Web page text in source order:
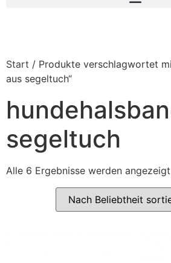
Start / Produkte verschlagwortet
aus segeltuch“
segeltuch
Alle 6 Ergebnisse werden angezeigt